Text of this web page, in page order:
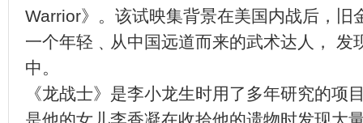
Warrior》。该试映集背景在美国内战后，旧
一个年轻﹑从中国远道而来的武术达人， 发
中。
《龙战士》是李小龙生时用了多年研究的项